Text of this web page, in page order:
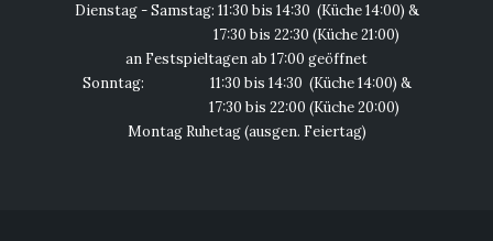
Dienstag - Samstag: 11:30 bis 14:30 (Küche 14:00) &
17:30 bis 22:30 (Küche 21:00)
an Festspieltagen ab 17:00 geöffnet
Sonntag: 11:30 bis 14:30 (Küche 14:00) &
17:30 bis 22:00 (Küche 20:00)
Montag Ruhetag (ausgen. Feiertag)